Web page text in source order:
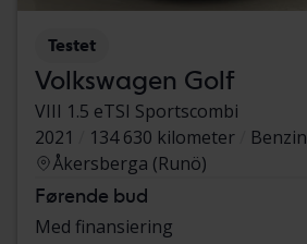
Testet
Volkswagen Golf
VIII 1.5 eTSI Sportscombi
2021
134 630 kilometer
Benzin
Åkersberga (Runö)
Førende bud
Med finansiering